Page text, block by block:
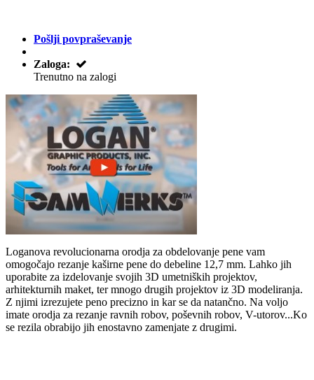
Pošlji povpraševanje
Zaloga:
Trenutno na zalogi
Loganova revolucionarna orodja za obdelovanje pene vam
omogočajo rezanje kaširne pene do debeline 12,7 mm. Lahko jih
uporabite za izdelovanje svojih 3D umetniških projektov,
arhitekturnih maket, ter mnogo drugih projektov iz 3D modeliranja.
Z njimi izrezujete peno precizno in kar se da natančno. Na voljo
imate orodja za rezanje ravnih robov, poševnih robov, V-utorov...Ko
se rezila obrabijo jih enostavno zamenjate z drugimi.